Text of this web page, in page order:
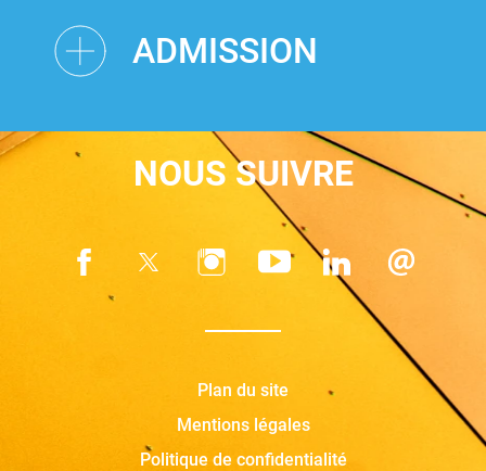
ADMISSION
NOUS SUIVRE
Plan du site
Mentions légales
Politique de confidentialité